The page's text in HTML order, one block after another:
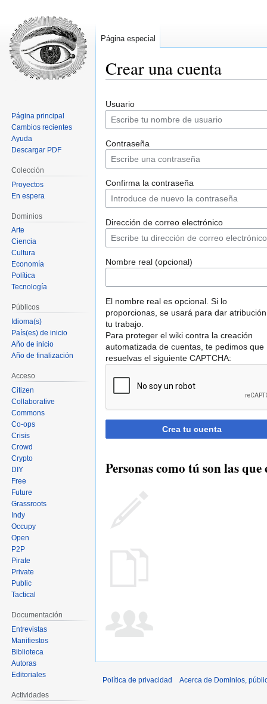
Crear una cuenta
a
a
Usuario
Contraseña
Confirma la contraseña
Dirección de correo electrónico
Nombre real (opcional)
El nombre real es opcional. Si lo
proporcionas, se usará para dar
tu trabajo.
Para proteger el wiki contra la creación
automatizada de cuentas, te pedimos que
resuelvas el siguiente CAPTCHA:
Crea tu cuenta
Personas como tú son las
Página especial
Página principal
Cambios recientes
Ayuda
Descargar PDF
Colección
Proyectos
En espera
Dominios
Arte
Ciencia
Cultura
Economía
Política
Tecnología
Públicos
Idioma(s)
País(es) de inicio
Año de inicio
Año de finalización
Acceso
Citizen
Collaborative
Commons
Co-ops
Crisis
Crowd
Crypto
DIY
Free
Future
Grassroots
Indy
Occupy
Open
P2P
Pirate
Private
Public
Tactical
Documentación
Entrevistas
Manifiestos
Biblioteca
Autoras
Editoriales
Actividades
Política de privacidad Acerca de Dominios,